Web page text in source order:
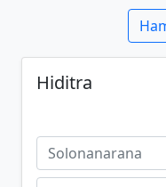
Hiditra